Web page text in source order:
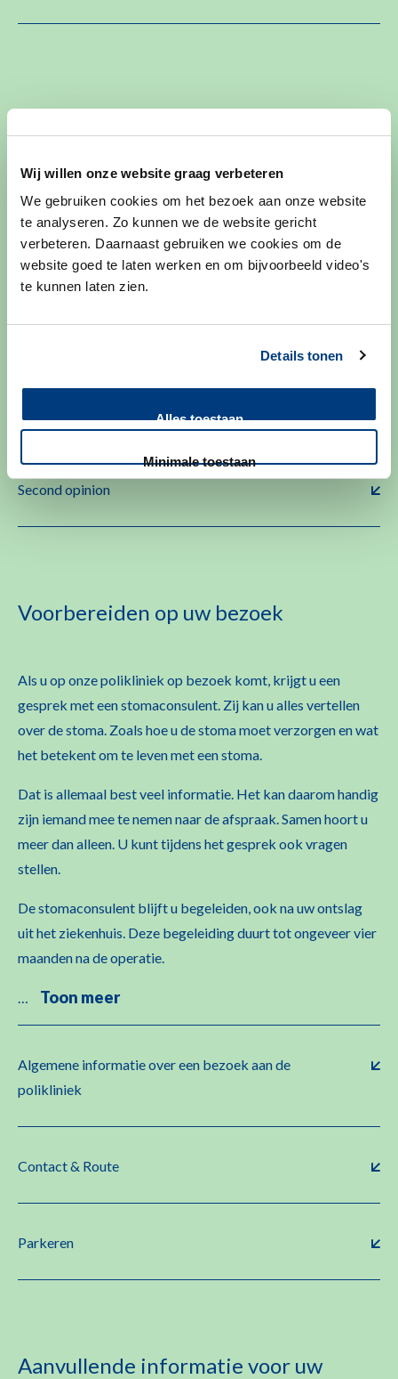
Wij willen onze website graag verbeteren
We gebruiken cookies om het bezoek aan onze website
te analyseren. Zo kunnen we de website gericht
verbeteren. Daarnaast gebruiken we cookies om de
website goed te laten werken en om bijvoorbeeld video's
te kunnen laten zien.
Details tonen
Alles toestaan
Minimale toestaan
Nadat u bij de arts bent geweest, ontvangt u een e-mail
en/of krijgt u een afspraakbrief thuisgestuurd. Hierin vindt u
de gegevens van uw afspraak op de Stomapoli. Het
informatiegesprek duurt ongeveer 1 uur.
Inloggen bij mijn LUMC
Second opinion
Voorbereiden op uw bezoek
Als u op onze polikliniek op bezoek komt, krijgt u een
gesprek met een stomaconsulent. Zij kan u alles vertellen
over de stoma. Zoals hoe u de stoma moet verzorgen en wat
het betekent om te leven met een stoma.
Dat is allemaal best veel informatie. Het kan daarom handig
zijn iemand mee te nemen naar de afspraak. Samen hoort u
meer dan alleen. U kunt tijdens het gesprek ook vragen
stellen.
De stomaconsulent blijft u begeleiden, ook na uw ontslag
uit het ziekenhuis. Deze begeleiding duurt tot ongeveer vier
maanden na de operatie.
… Toon meer
Algemene informatie over een bezoek aan de
polikliniek
Contact & Route
Parkeren
Aanvullende informatie voor uw